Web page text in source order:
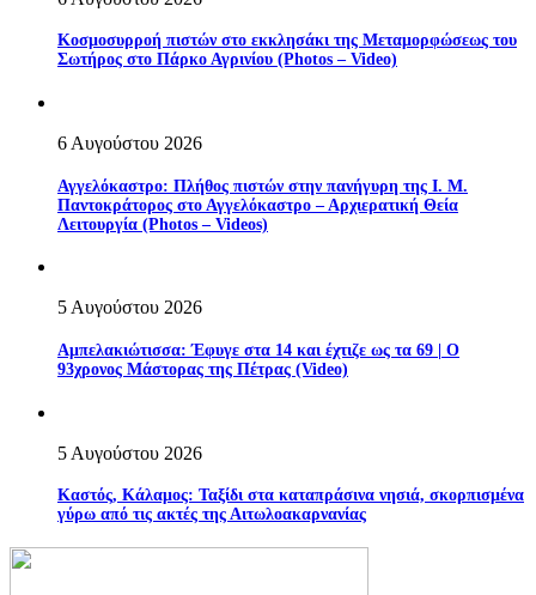
Κοσμοσυρροή πιστών στο εκκλησάκι της Μεταμορφώσεως του
Σωτήρος στο Πάρκο Αγρινίου (Photos – Video)
6 Αυγούστου 2026
Αγγελόκαστρο: Πλήθος πιστών στην πανήγυρη της Ι. Μ.
Παντοκράτορος στο Αγγελόκαστρο – Αρχιερατική Θεία
Λειτουργία (Photos – Videos)
5 Αυγούστου 2026
Αμπελακιώτισσα: Έφυγε στα 14 και έχτιζε ως τα 69 | Ο
93χρονος Μάστορας της Πέτρας (Video)
5 Αυγούστου 2026
Καστός, Κάλαμος: Ταξίδι στα καταπράσινα νησιά, σκορπισμένα
γύρω από τις ακτές της Αιτωλοακαρνανίας